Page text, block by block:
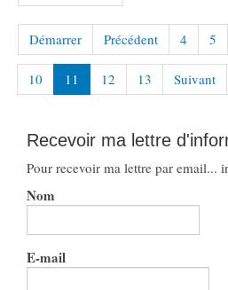
Démarrer Précédent 4 5
10 11 12 13 Suivant
Recevoir ma lettre
Pour recevoir ma lettre par email...
Nom
E-mail